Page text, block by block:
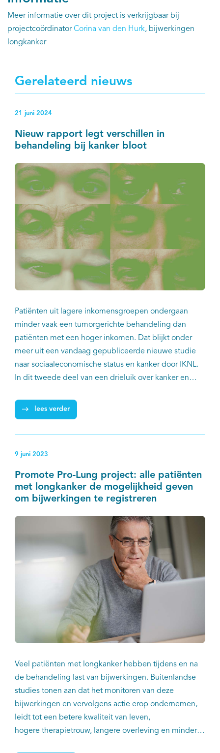
Meer informatie over dit project is verkrijgbaar bij
projectcoördinatorCorina van den Hurk, bijwerkingen
longkanker
Gerelateerd nieuws
21 juni 2024
Nieuw rapport legt verschillen in
behandeling bij kanker bloot
Patiënten uit lagere inkomensgroepen ondergaan
minder vaak een tumorgerichte behandeling dan
patiënten met een hoger inkomen. Dat blijkt onder
meer uit een vandaag gepubliceerde nieuwe studie
naar sociaaleconomische status en kanker door IKNL.
In dit tweede deel van een drieluik over kanker en
specifiek over behandelverschillen bij kanker in relatie
tot het inkomen van patiënten. Dit is bekeken voor vijf
en melanoom. De resultaten tonen aan dat inkomen
samenhangt met de manier waarop kanker wordt
behandeld, wat kan duiden op ongelijkheden in de
kankerzorg.
lees verder
9 juni 2023
Promote Pro-Lung project: alle patiënten
met longkanker de mogelijkheid geven
om bijwerkingen te registreren
Veel patiënten met longkanker hebben tijdens en na
de behandeling last van bijwerkingen. Buitenlandse
studies tonen aan dat het monitoren van deze
bijwerkingen en vervolgens actie erop ondernemen,
leidt tot een betere kwaliteit van leven,
hogere therapietrouw, langere overleving en minder